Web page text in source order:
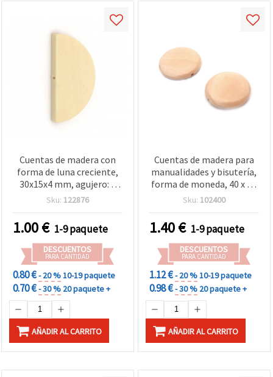
Cuentas de madera con
forma de luna creciente,
30x15x4 mm, agujero: 2
mm, color madera
Sku: 122876
1.00€ 1-9 paquete
DESCUENTOS
PARA CANTIDAD
0.80 €- 20 %10-19 paquete
0.70 €- 30 % 20 paquete +
AÑADIR AL CARRITO
Cuentas de madera para
manualidades y bisutería,
forma de moneda, 40 x 38
x 9 mm, agujero 3 mm,
Sku: 102400
1.40€ 1-9 paquete
DESCUENTOS
PARA CANTIDAD
1.12 €- 20 %10-19 paquete
0.98 €- 30 % 20 paquete +
AÑADIR AL CARRITO